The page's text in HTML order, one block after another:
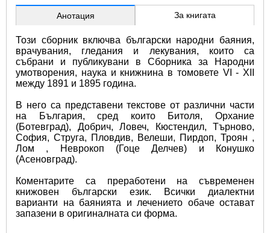
Анотация За книгата
Този сборник включва български народни баяния,
врачувания, гледания и лекувания, които са
събрани и публикувани в Сборника за Народни
умотворения, наука и книжнина в томовете VI - XII
между 1891 и 1895 година.
В него са представени текстове от различни части
на България, сред които Битоля, Орхание
(Ботевград), Добрич, Ловеч, Кюстендил, Търново,
София, Струга, Пловдив, Велеши, Пирдоп, Троян ,
Лом , Неврокоп (Гоце Делчев) и Конушко
(Асеновград).
Коментарите са преработени на съвременен
книжовен български език. Всички диалектни
варианти на баянията и лечението обаче остават
запазени в оригиналната си форма.